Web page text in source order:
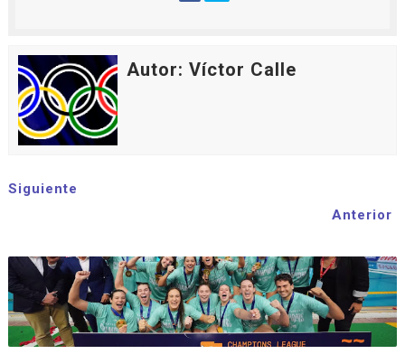
Autor: Víctor Calle
Siguiente
Anterior